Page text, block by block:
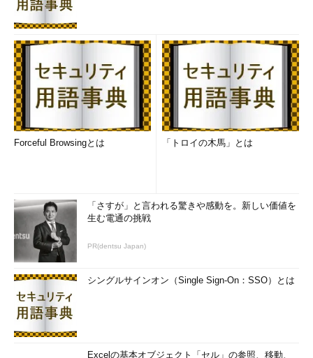
Forceful Browsingとは 「トロイの木馬」とは
「さすが」と言われる驚きや感動を。新しい価値を
生む電通の挑戦
PR(dentsu Japan)
シングルサインオン（Single Sign-On：SSO）とは
Excelの基本オブジェクト「セル」の参照、移動、